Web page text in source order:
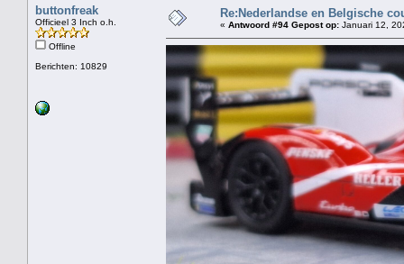
buttonfreak
Officieel 3 Inch o.h.
Offline
Berichten: 10829
Re:Nederlandse en Belgische
« Antwoord #94 Gepost op: Januari 12,